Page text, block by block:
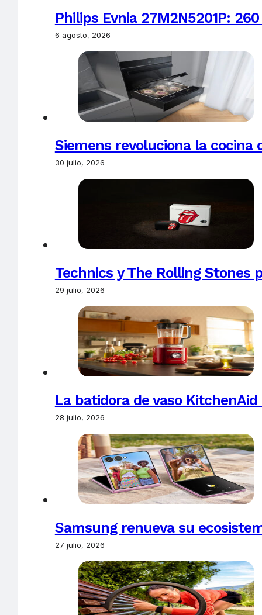
Philips Evnia 27M2N5201P:
6 agosto, 2026
Siemens revoluciona la
30 julio, 2026
Technics y The Rolling Stones
29 julio, 2026
La batidora de vaso
28 julio, 2026
Samsung renueva su
27 julio, 2026